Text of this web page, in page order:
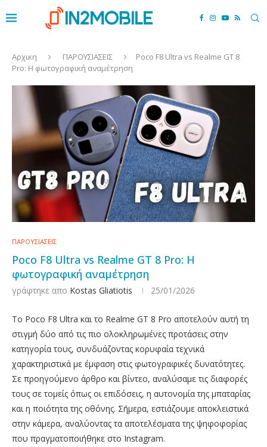
Αρχικη ΠΑΡΟΥΣΙΑΣΕΙΣ
Poco F8 Ultra vs Realme GT 8
Pro: Η φωτογραφική αναμέτρηση
ΠΑΡΟΥΣΙΑΣΕΙΣ
Poco F8 Ultra vs Realme GT 8 Pro: Η
φωτογραφική αναμέτρηση
γράφτηκε απο Kostas Gliatiotis 25/01/2026
Το Poco F8 Ultra και το Realme GT 8 Pro αποτελούν αυτή τη
στιγμή δύο από τις πιο ολοκληρωμένες προτάσεις στην
κατηγορία τους, συνδυάζοντας κορυφαία τεχνικά
χαρακτηριστικά με έμφαση στις φωτογραφικές δυνατότητες.
Σε προηγούμενο άρθρο και βίντεο, αναλύσαμε τις διαφορές
τους σε τομείς όπως οι επιδόσεις, η αυτονομία της μπαταρίας
και η ποιότητα της οθόνης. Σήμερα, εστιάζουμε αποκλειστικά
στην κάμερα, αναλύοντας τα αποτελέσματα της ψηφοφορίας
που πραγματοποιήθηκε στο Instagram.